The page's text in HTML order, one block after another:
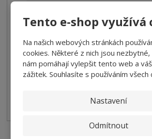
Tento e-shop využívá
Na našich webových stránkách
cookies. Některé z nich jsou
nám pomáhají vylepšit tento web a
zážitek. Souhlasíte s používáním všech
Nastavení
Odmítnout
Balsamico ocet ve spreji Andrea
124,00 Kč
110,71 Kč bez DPH
Koupit